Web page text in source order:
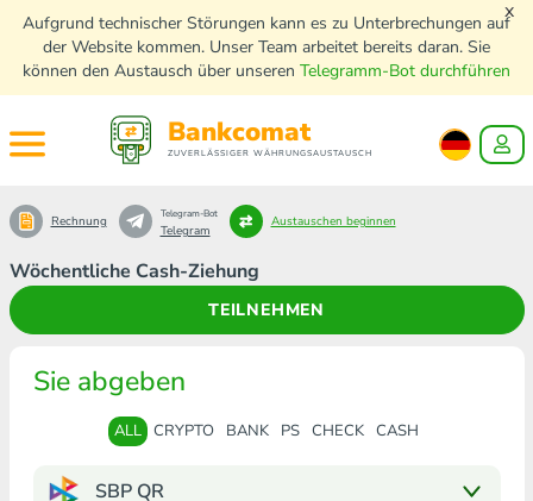
Aufgrund technischer Störungen kann es zu Unterbrechungen auf
der Website kommen. Unser Team arbeitet bereits daran. Sie
können den Austausch über unseren Telegramm-Bot durchführen
x
Bankcomat
ZUVERLÄSSIGER WÄHRUNGSAUSTAUSCH
Wöchentliche Cash-Ziehung
TEILNEHMEN
Rechnung Telegram-Bot
Telegram
Austauschen beginnen
Sie abgeben
ALL CRYPTO BANK PS CHECK CASH
SBP QR